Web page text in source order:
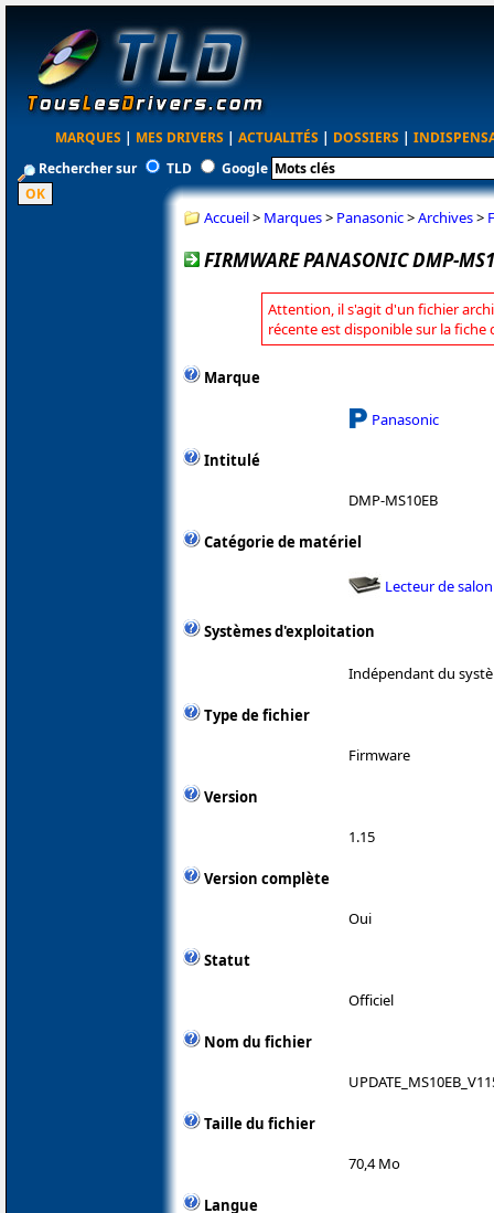
MARQUES | MES DRIVERS | ACTUALITÉS | DOSSIERS |
Rechercher sur
TLD Google
Accueil> Marques> Panasonic>Archives>
FIRMWARE PANASONIC DMP-
Attention, il s'agit d'un fichier
récente est disponible sur la fiche
Marque
Panasonic
Intitulé
DMP-MS10EB
Catégorie de matériel
Lecteur de salon
Systèmes d'exploitation
Indépendant du
Type de fichier
Firmware
Version
1.15
Version complète
Oui
Statut
Officiel
Nom du fichier
Taille du fichier
70,4 Mo
Langue